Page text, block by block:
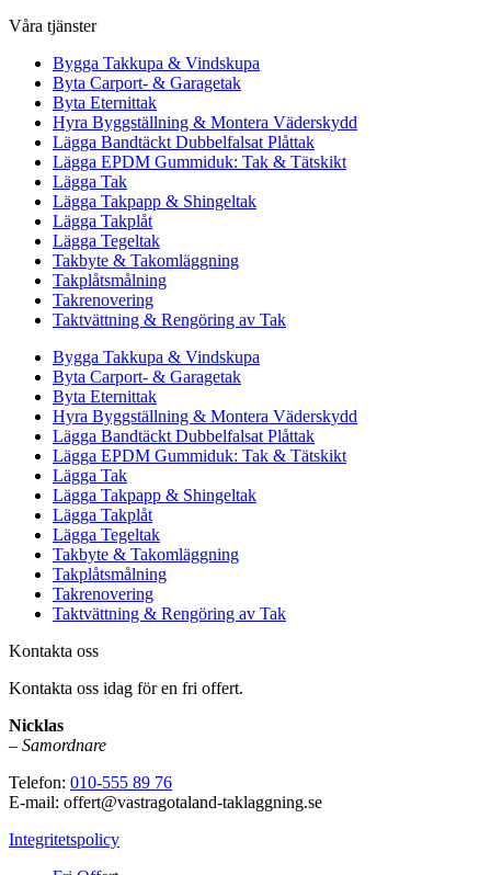
Våra tjänster
Bygga Takkupa & Vindskupa
Byta Carport- & Garagetak
Byta Eternittak
Hyra Byggställning & Montera Väderskydd
Lägga Bandtäckt Dubbelfalsat Plåttak
Lägga EPDM Gummiduk: Tak & Tätskikt
Lägga Tak
Lägga Takpapp & Shingeltak
Lägga Takplåt
Lägga Tegeltak
Takbyte & Takomläggning
Takplåtsmålning
Takrenovering
Taktvättning & Rengöring av Tak
Bygga Takkupa & Vindskupa
Byta Carport- & Garagetak
Byta Eternittak
Hyra Byggställning & Montera Väderskydd
Lägga Bandtäckt Dubbelfalsat Plåttak
Lägga EPDM Gummiduk: Tak & Tätskikt
Lägga Tak
Lägga Takpapp & Shingeltak
Lägga Takplåt
Lägga Tegeltak
Takbyte & Takomläggning
Takplåtsmålning
Takrenovering
Taktvättning & Rengöring av Tak
Kontakta oss
Kontakta oss idag för en fri offert.
Nicklas
– Samordnare
Telefon: 010-555 89 76
E-mail: offert@vastragotaland-taklaggning.se
Integritetspolicy